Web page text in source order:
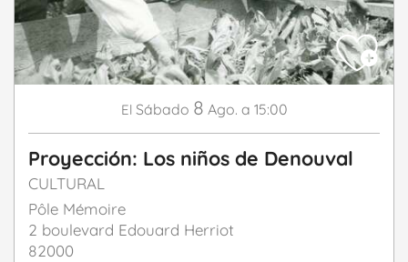
El Sábado 8 Ago. a 15:00
Proyección: Los niños de Denouval
CULTURAL
Pôle Mémoire
2 boulevard Edouard Herriot
82000